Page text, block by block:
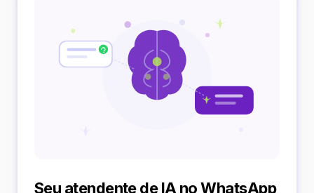
Seu atendente de IA no WhatsApp